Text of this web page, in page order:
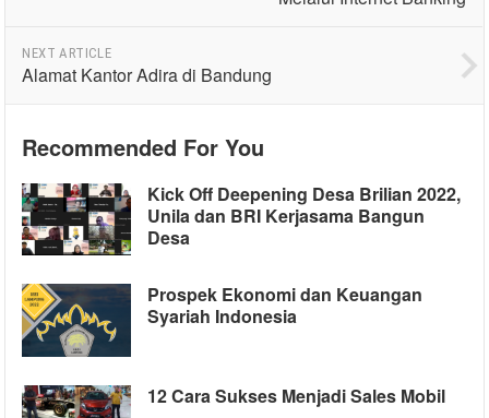
NEXT ARTICLE
Alamat Kantor Adira di Bandung
Recommended For You
Kick Off Deepening Desa Brilian 2022,
Unila dan BRI Kerjasama Bangun
Desa
Prospek Ekonomi dan Keuangan
Syariah Indonesia
12 Cara Sukses Menjadi Sales Mobil